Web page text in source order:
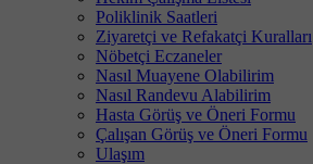
Poliklinik Saatleri
Ziyaretçi ve Refakatçi Kuralları
Nöbetçi Eczaneler
Nasıl Muayene Olabilirim
Nasıl Randevu Alabilirim
Hasta Görüş ve Öneri Formu
Çalışan Görüş ve Öneri Formu
Ulaşım